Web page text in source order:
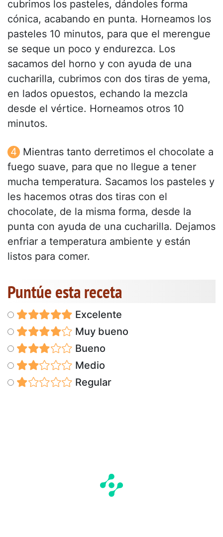
cubrimos los pasteles, dándoles forma
cónica, acabando en punta. Horneamos los
pasteles 10 minutos, para que el merengue
se seque un poco y endurezca. Los
sacamos del horno y con ayuda de una
cucharilla, cubrimos con dos tiras de yema,
en lados opuestos, echando la mezcla
desde el vértice. Horneamos otros 10
minutos.
Mientras tanto derretimos el chocolate a
fuego suave, para que no llegue a tener
mucha temperatura. Sacamos los pasteles y
les hacemos otras dos tiras con el
chocolate, de la misma forma, desde la
punta con ayuda de una cucharilla. Dejamos
enfriar a temperatura ambiente y están
listos para comer.
Puntúe esta receta
Excelente
Muy bueno
Bueno
Medio
Regular